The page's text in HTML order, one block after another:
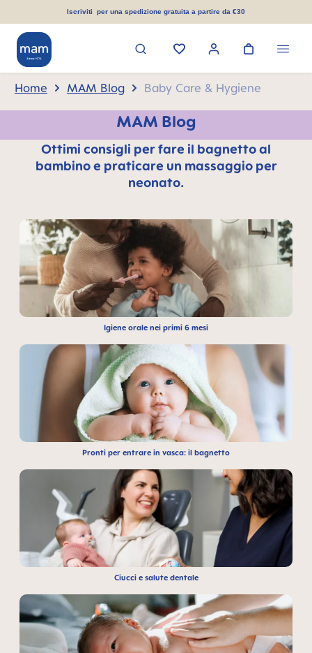
principaleIscriviti per una spedizione gratuita a partire da €30
Home MAM Blog Baby Care & Hygiene
MAM Blog
Ottimi consigli per fare il bagnetto al
bambino e praticare un massaggio per
neonato.
Igiene orale nei primi 6 mesi
Pronti per entrare in vasca: il bagnetto
Ciucci e salute dentale